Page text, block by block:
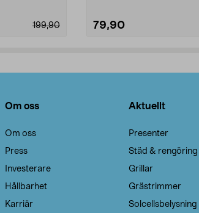
199,90 79,90
Om oss
Om oss
Press
Investerare
Hållbarhet
Karriär
Aktuellt
Presenter
Städ & rengöring
Grillar
Grästrimmer
Solcellsbelysning